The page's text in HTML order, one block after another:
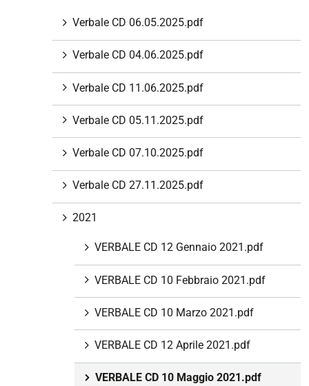
Verbale CD 06.05.2025.pdf
Verbale CD 04.06.2025.pdf
Verbale CD 11.06.2025.pdf
Verbale CD 05.11.2025.pdf
Verbale CD 07.10.2025.pdf
Verbale CD 27.11.2025.pdf
2021
VERBALE CD 12 Gennaio 2021.pdf
VERBALE CD 10 Febbraio 2021.pdf
VERBALE CD 10 Marzo 2021.pdf
VERBALE CD 12 Aprile 2021.pdf
VERBALE CD 10 Maggio 2021.pdf